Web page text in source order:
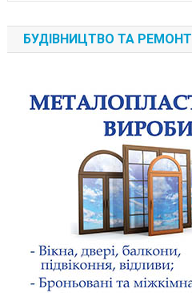
БУДІВНИЦТВО ТА РЕМОНТ